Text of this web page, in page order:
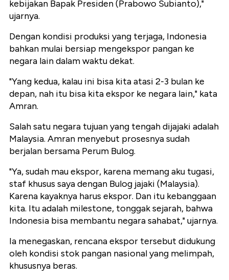
kebijakan Bapak Presiden (Prabowo Subianto),"
ujarnya.
Dengan kondisi produksi yang terjaga, Indonesia
bahkan mulai bersiap mengekspor pangan ke
negara lain dalam waktu dekat.
"Yang kedua, kalau ini bisa kita atasi 2-3 bulan ke
depan, nah itu bisa kita ekspor ke negara lain," kata
Amran.
Salah satu negara tujuan yang tengah dijajaki adalah
Malaysia. Amran menyebut prosesnya sudah
berjalan bersama Perum Bulog.
"Ya, sudah mau ekspor, karena memang aku tugasi,
staf khusus saya dengan Bulog jajaki (Malaysia).
Karena kayaknya harus ekspor. Dan itu kebanggaan
kita. Itu adalah milestone, tonggak sejarah, bahwa
Indonesia bisa membantu negara sahabat," ujarnya.
Ia menegaskan, rencana ekspor tersebut didukung
oleh kondisi stok pangan nasional yang melimpah,
khususnya beras.